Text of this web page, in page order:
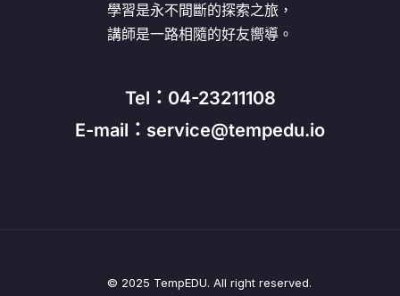
學習是永不間斷的探索之旅，
講師是一路相隨的好友嚮導。
Tel：04-23211108
E-mail：service@tempedu.io
© 2025 TempEDU. All right reserved.